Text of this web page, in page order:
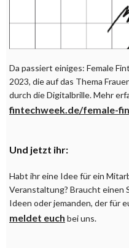
Da passiert einiges: Female
2023, die auf das Thema
durch die Digitalbrille. Mehr
fintechweek.de/female-
Und jetzt ihr:
Habt ihr eine Idee für ein
Veranstaltung? Braucht einen
Ideen oder jemanden, der für
meldet euch bei uns.